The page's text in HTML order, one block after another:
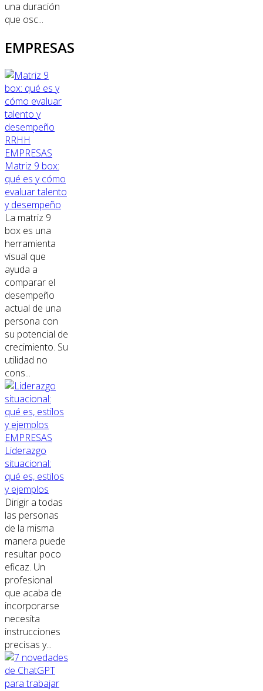
una duración
que osc...
EMPRESAS
RRHH
EMPRESAS
Matriz 9 box:
qué es y cómo
evaluar talento
y desempeño
La matriz 9
box es una
herramienta
visual que
ayuda a
comparar el
desempeño
actual de una
persona con
su potencial de
crecimiento. Su
utilidad no
cons...
EMPRESAS
Liderazgo
situacional:
qué es, estilos
y ejemplos
Dirigir a todas
las personas
de la misma
manera puede
resultar poco
eficaz. Un
profesional
que acaba de
incorporarse
necesita
instrucciones
precisas y...